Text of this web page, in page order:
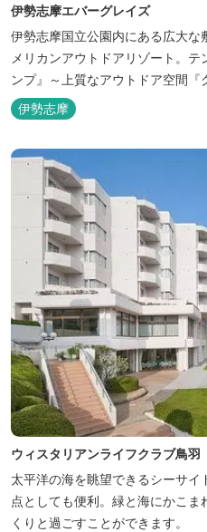
伊勢志摩エバーグレイズ
伊勢志摩国立公園内にある広大
メリカンアウトドアリゾート。
ンプ』～上質なアウトドア空間『
な宿泊スタイルを体験できます。
ィビティーが人気！365日開催の
イクルなど豊富なアクティビ...
伊勢志摩
ウィスタリアンライフクラブ鳥羽
太平洋の海を眺望できるシーサ
点としても便利。緑と海にかこ
くりと過ごすことができます。